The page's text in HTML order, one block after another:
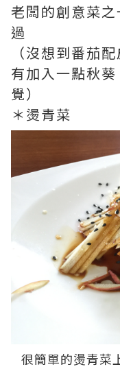
老闆的創意菜
過
（沒想到番茄
有加入一點秋
覺）
＊燙青菜
很簡單的燙青菜